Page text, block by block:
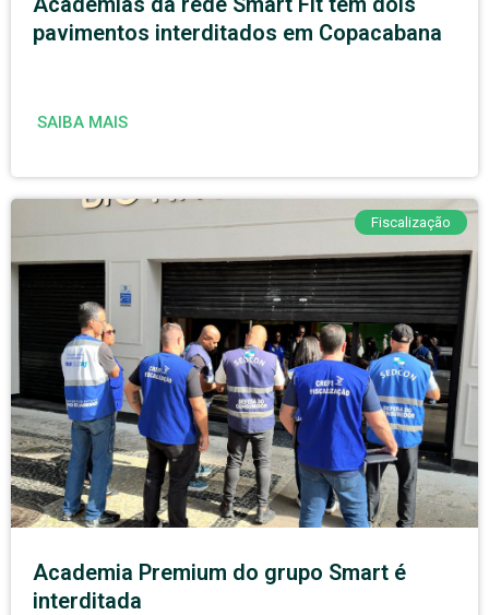
pavimentos interditados em Copacabana
SAIBA MAIS
Fiscalização
Academia Premium do grupo Smart é
interditada